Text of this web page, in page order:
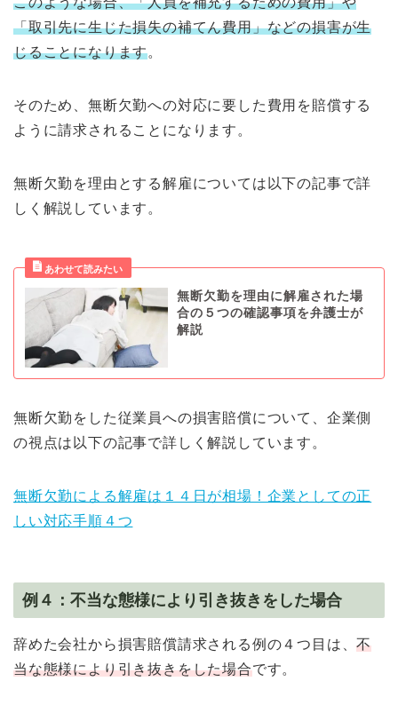
「取引先に生じた損失の補てん費用」などの損害が生
じることになります。
そのため、無断欠勤への対応に要した費用を賠償する
ように請求されることになります。
無断欠勤を理由とする解雇については以下の記事で詳
しく解説しています。
無断欠勤を理由に解雇された場
合の５つの確認事項を弁護士が
解説
無断欠勤をした従業員への損害賠償について、企業側
の視点は以下の記事で詳しく解説しています。
無断欠勤による解雇は１４日が相場！企業としての正
しい対応手順４つ
例４：不当な態様により引き抜きをした場合
辞めた会社から損害賠償請求される例の４つ目は、不
当な態様により引き抜きをした場合です。